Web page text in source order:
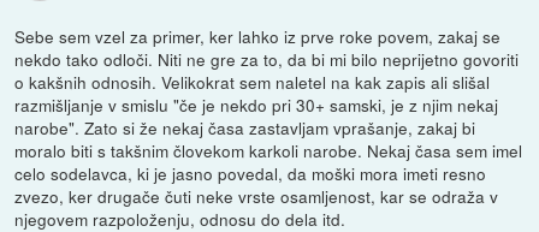
Sebe sem vzel za primer, ker lahko iz prve roke povem, zakaj se
nekdo tako odloči. Niti ne gre za to, da bi mi bilo neprijetno govoriti
o kakšnih odnosih. Velikokrat sem naletel na kak zapis ali slišal
razmišljanje v smislu "če je nekdo pri 30+ samski, je z njim nekaj
narobe". Zato si že nekaj časa zastavljam vprašanje, zakaj bi
moralo biti s takšnim človekom karkoli narobe. Nekaj časa sem imel
celo sodelavca, ki je jasno povedal, da moški mora imeti resno
zvezo, ker drugače čuti neke vrste osamljenost, kar se odraža v
njegovem razpoloženju, odnosu do dela itd.